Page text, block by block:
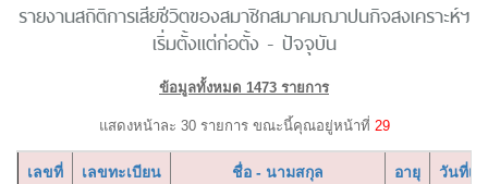
รายงานสถิติการเสียชีวิตของสมาชิกสมาคมฌาปนกิจสงเคราะห์ฯ
เริ่มตั้งแต่ก่อตั้ง - ปัจจุบัน
ข้อมูลทั้งหมด 1473 รายการ
แสดงหน้าละ 30 รายการ ขณะนี้คุณอยู่หน้าที่ 29
เลขที่
เลขทะเบียน
ชื่อ - นามสกุล อายุ วันที่เ